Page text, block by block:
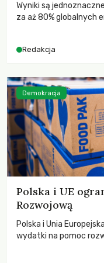
Wyniki są
za aż 80% globalnych
Redakcja
Polska i UE
Rozwojową
Polska i Unia
wydatki na pomoc
Demokracja